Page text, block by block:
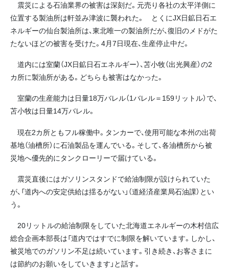
震災による石油業界の被害は深刻だ。元売り各社の太平洋側に
位置する製油所は軒並み津波に襲われた。 とくにJX日鉱日石エ
ネルギーの仙台製油所は、東北唯一の製油所だが、復旧のメドがた
たないほどの被害を受けた。4月7日現在、生産停止中だ。
道内には室蘭（JX日鉱日石エネルギー）、苫小牧（出光興産）の2
カ所に製油所がある。どちらも被害はなかった。
室蘭の生産能力は日量18万バレル（1バレル＝159リットル）で、
苫小牧は日量14万バレル。
現在2カ所ともフル稼働中。タンカーで、使用可能な本州の出荷
基地（油槽所）に石油製品を運んでいる。そして、各油槽所から被
災地へ優先的にタンクローリーで届けている。
震災直後にはガソリンスタンドで給油制限が設けられていた
が、「道内への安定供給は揺るがない」（道経済産業局石油課）とい
う。
20リットルの給油制限をしていた北海道エネルギーの木村信広
総合企画本部長は「道内ではすでに制限を解いています。しかし、
被災地でのガソリン不足は続いています。引き続き、お客さまに
は節約のお願いをしていきます」と話す。